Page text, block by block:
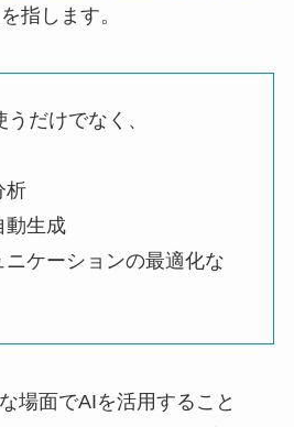
指します。
だけでなく、
析
動生成
ニケーションの最適化な
場面でAIを活用すること